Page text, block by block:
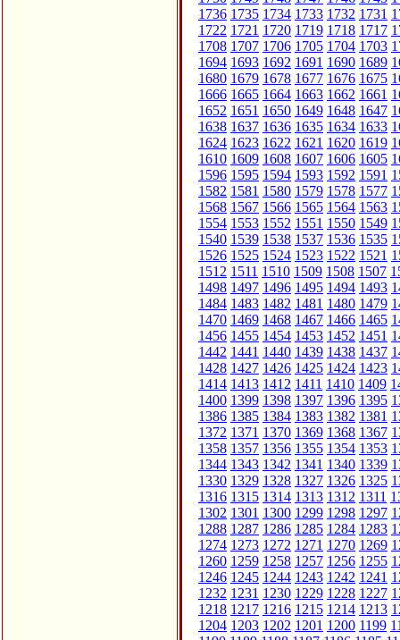
1736 1735 1734 1733 1732 1731
1722 1721 1720 1719 1718 1717
1708 1707 1706 1705 1704 1703
1694 1693 1692 1691 1690 1689
1680 1679 1678 1677 1676 1675
1666 1665 1664 1663 1662 1661
1652 1651 1650 1649 1648 1647
1638 1637 1636 1635 1634 1633
1624 1623 1622 1621 1620 1619
1610 1609 1608 1607 1606 1605
1596 1595 1594 1593 1592 1591
1582 1581 1580 1579 1578 1577
1568 1567 1566 1565 1564 1563
1554 1553 1552 1551 1550 1549
1540 1539 1538 1537 1536 1535
1526 1525 1524 1523 1522 1521
1512 1511 1510 1509 1508 1507
1498 1497 1496 1495 1494 1493
1484 1483 1482 1481 1480 1479
1470 1469 1468 1467 1466 1465
1456 1455 1454 1453 1452 1451
1442 1441 1440 1439 1438 1437
1428 1427 1426 1425 1424 1423
1414 1413 1412 1411 1410 1409
1400 1399 1398 1397 1396 1395
1386 1385 1384 1383 1382 1381
1372 1371 1370 1369 1368 1367
1358 1357 1356 1355 1354 1353
1344 1343 1342 1341 1340 1339
1330 1329 1328 1327 1326 1325
1316 1315 1314 1313 1312 1311
1302 1301 1300 1299 1298 1297
1288 1287 1286 1285 1284 1283
1274 1273 1272 1271 1270 1269
1260 1259 1258 1257 1256 1255
1246 1245 1244 1243 1242 1241
1232 1231 1230 1229 1228 1227
1218 1217 1216 1215 1214 1213
1204 1203 1202 1201 1200 1199